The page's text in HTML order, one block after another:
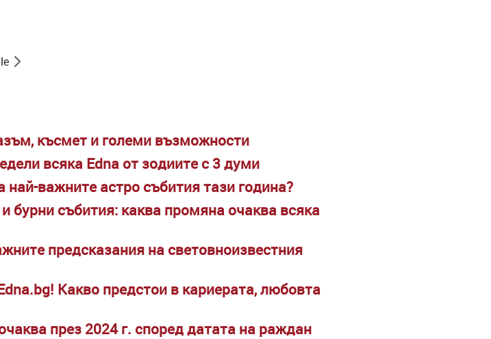
късмет и големи възможности
всяка Edna от зодиите с 3 думи
най-важните астро събития тази година?
бурни събития: каква промяна очаква всяка
предсказания на световноизвестния
Какво предстои в кариерата, любовта
през 2024 г. според датата на раждан